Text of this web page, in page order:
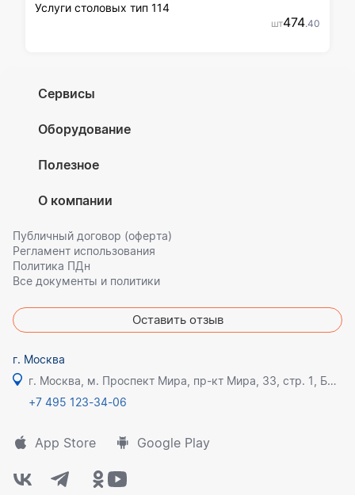
Услуги столовых тип 114
шт474.40
Сервисы
Оборудование
Полезное
О компании
Публичный договор (оферта)
Регламент использования
Политика ПДн
Все документы и политики
Оставить отзыв
г. Москва
г. Москва, м. Проспект Мира, пр-кт Мира, 33, стр. 1, БЦ Олимпик плаза
+7 495 123-34-06
App Store Google Play